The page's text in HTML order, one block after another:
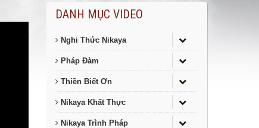
DANH MỤC VIDEO
Nghi Thức Nikaya
Pháp Đàm
Thiền Biết Ơn
Nikaya Khất Thực
Nikaya Trình Pháp